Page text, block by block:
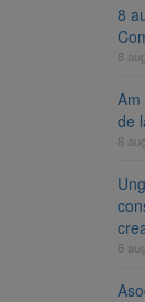
8
8
de
8
8